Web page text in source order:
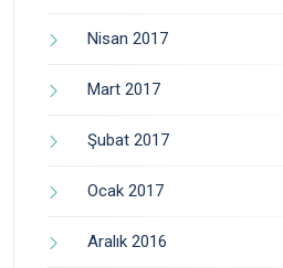
Nisan 2017
Mart 2017
Şubat 2017
Ocak 2017
Aralık 2016